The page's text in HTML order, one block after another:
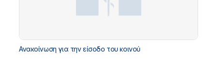
Ανακοίνωση για την είσοδο του κοινού